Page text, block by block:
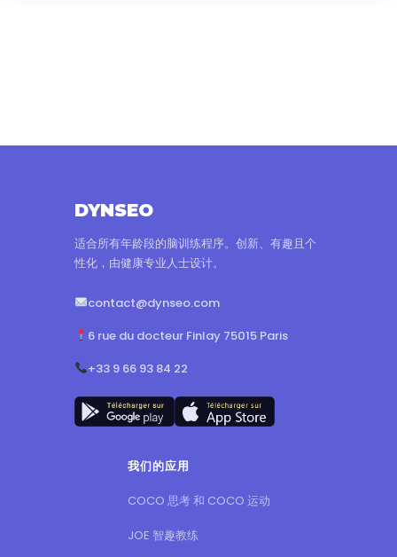
DYNSEO
适合所有年龄段的脑训练程序。创新、有趣且个
性化，由健康专业人士设计。
contact@dynseo.com
6 rue du docteur Finlay 75015 Paris
+33 9 66 93 84 22
我们的应用
COCO 思考 和 COCO 运动
JOE 智趣教练